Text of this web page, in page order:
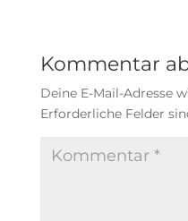
Kommentar
Deine E-Mail-Adresse
Erforderliche Felder